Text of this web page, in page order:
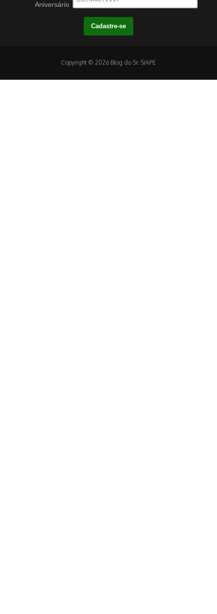
Aniversário
Copyright © 2026 Blog do Sr. SIAPE